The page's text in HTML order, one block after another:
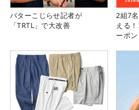
パターこじらせ記者が
「TRTL」で大改善
2組7
える
ーポン